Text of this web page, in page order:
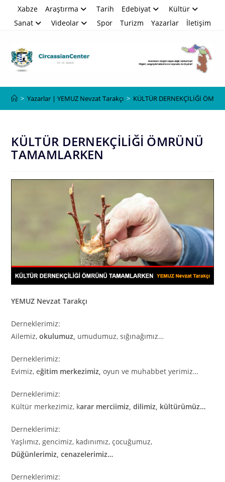
Xabze Araştırma Tarih Edebiyat
Kültür
Sanat
Videolar Spor Turizm Yazarlar İletişim
> Yazarlar | YEMUZ Nevzat Tarakçı > KÜLTÜR DERNEKÇİLİĞİ
KÜLTÜR DERNEKÇİLİĞİ ÖMRÜNÜ
TAMAMLARKEN
YEMUZ Nevzat Tarakçı
Derneklerimiz:
Ailemiz,okulumuz, umudumuz, sığınağımız…
Derneklerimiz:
Evimiz, eğitim merkezimiz, oyun ve muhabbet yerimiz…
Derneklerimiz:
Kültür merkezimiz, karar merciimiz, dilimiz, kültürümüz…
Derneklerimiz:
Yaşlımız, gencimiz, kadınımız, çocuğumuz,
Düğünlerimiz, cenazelerimiz…
Derneklerimiz: